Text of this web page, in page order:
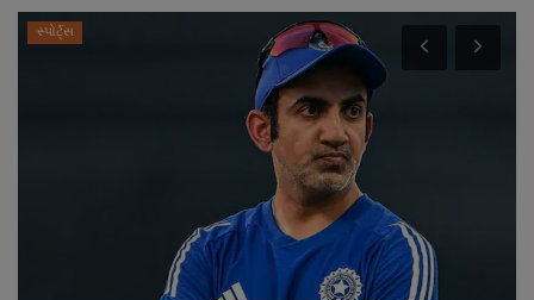
સ્પોર્ટ્સ